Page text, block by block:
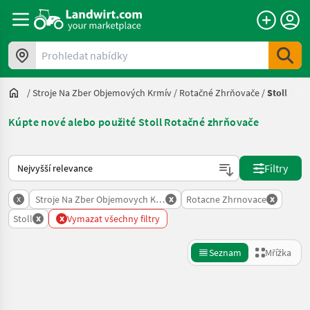
Prohledat nabídky
/Stroje Na Zber Objemových Krmív / Rotačné Zhrňovače /Stoll
Kúpte nové alebo použité Stoll Rotačné zhrňovače
Takto se řadí nabídky na Landwirt.com
Filtry
x Stroje Na Zber Objemovych Krmiv
x Rotacne Zhrnovace x
Stoll x x Vymazat všechny filtry
Seznam Mřížka